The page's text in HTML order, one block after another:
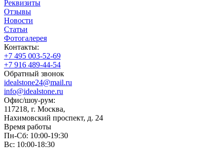
Реквизиты
Отзывы
Новости
Статьи
Фотогалерея
Контакты:
+7 495 003-52-69
+7 916 489-44-54
Обратный звонок
idealstone24@mail.ru
info@idealstone.ru
Офис/шоу-рум:
117218, г. Москва,
Нахимовский проспект, д. 24
Время работы
Пн-Сб: 10:00-19:30
Вс: 10:00-18:30